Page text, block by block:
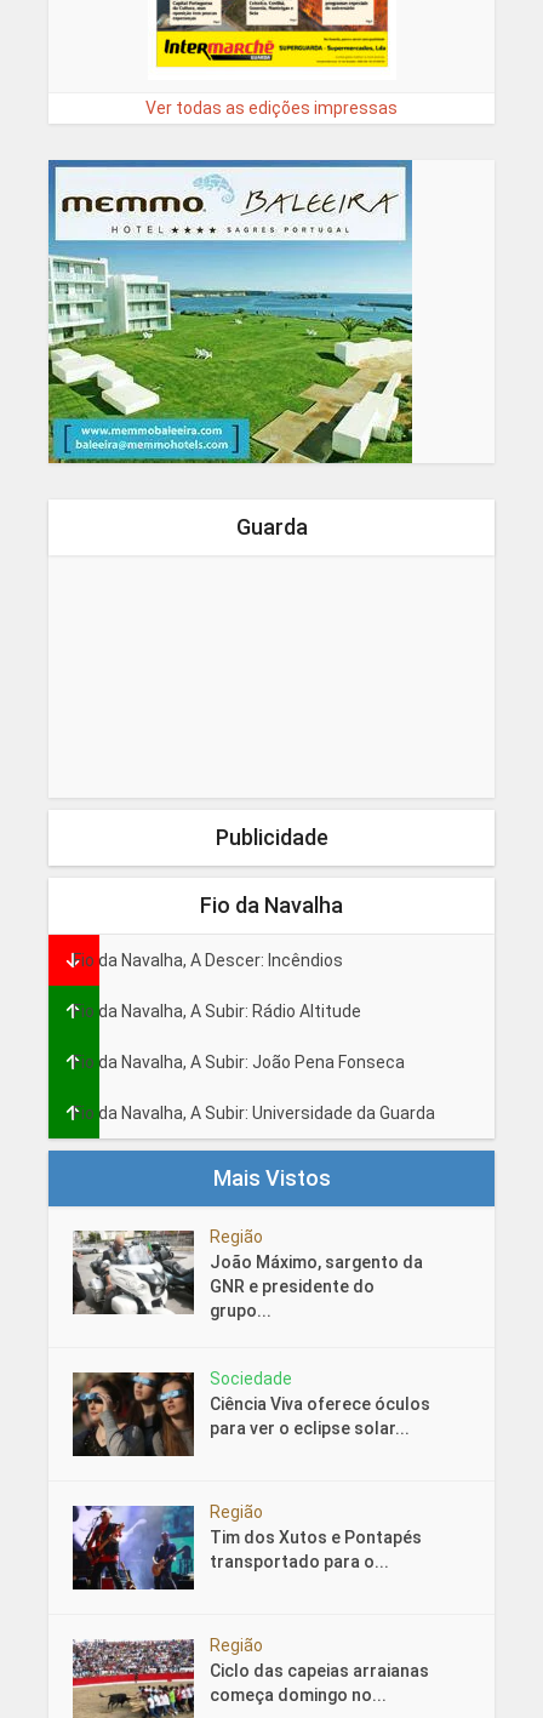
Ver todas as edições impressas
Guarda
Publicidade
Fio da Navalha
Fio da Navalha, A Descer: Incêndios
Fio da Navalha, A Subir: Rádio Altitude
Fio da Navalha, A Subir: João Pena Fonseca
Fio da Navalha, A Subir: Universidade da Guarda
Mais Vistos
Região
João Máximo, sargento da
GNR e presidente do
grupo...
Sociedade
Ciência Viva oferece óculos
para ver o eclipse solar...
Região
Tim dos Xutos e Pontapés
transportado para o...
Região
Ciclo das capeias arraianas
começa domingo no...